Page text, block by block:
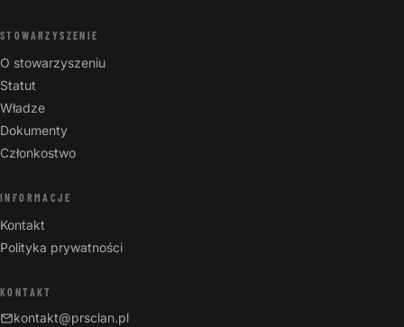
STOWARZYSZENIE
O stowarzyszeniu
Statut
Władze
Dokumenty
Członkostwo
INFORMACJE
Kontakt
Polityka prywatności
KONTAKT
kontakt@prsclan.pl